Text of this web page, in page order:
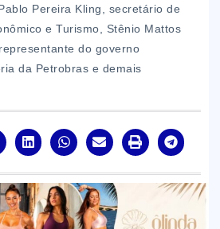
Pereira Kling, secretário de
e Turismo, Stênio Mattos
do governo
da Petrobras e demais